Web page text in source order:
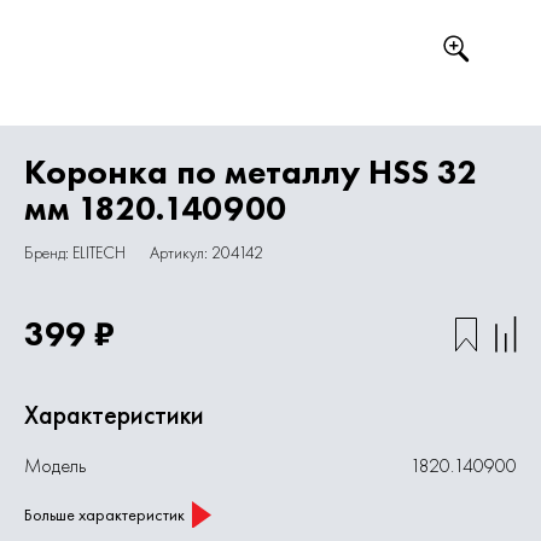
Коронка по металлу HSS 32
мм 1820.140900
Бренд: ELITECH Артикул: 204142
399 ₽
Характеристики
Модель 1820.140900
Больше характеристик